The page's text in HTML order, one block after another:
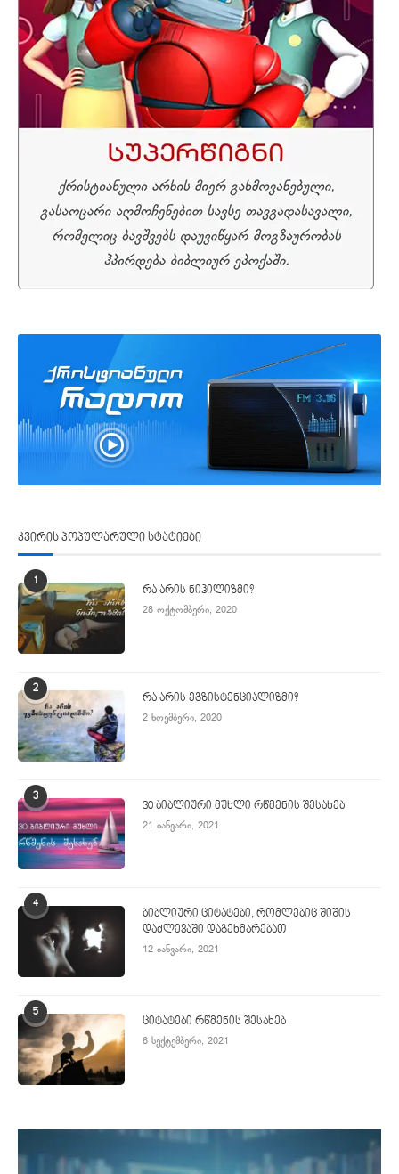
კვირის პოპულარული სტატიები
1
რა არის ნიჰილიზმი?
28 ოქტომბერი, 2020
2
რა არის ეგზისტენციალიზმი?
2 ნოემბერი, 2020
3
30 ბიბლიური მუხლი რწმენის შესახებ
21 იანვარი, 2021
4
ბიბლიური ციტატები, რომლებიც შიშის
დაძლევაში დაგეხმარებათ
12 იანვარი, 2021
5
ციტატები რწმენის შესახებ
6 სექტემბერი, 2021